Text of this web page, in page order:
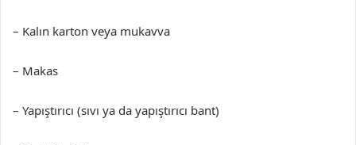
– Kalın karton veya mukavva
– Makas
– Yapıştırıcı (sıvı ya da yapıştırıcı bant)